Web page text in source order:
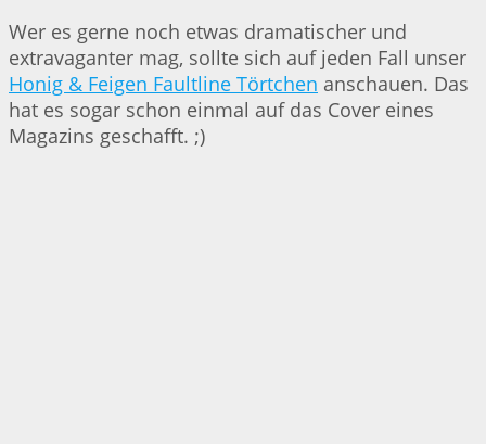
Wer es gerne noch etwas dramatischer und
extravaganter mag, sollte sich auf jeden Fall unser
Honig & Feigen Faultline Törtchen anschauen. Das
hat es sogar schon einmal auf das Cover eines
Magazins geschafft. ;)